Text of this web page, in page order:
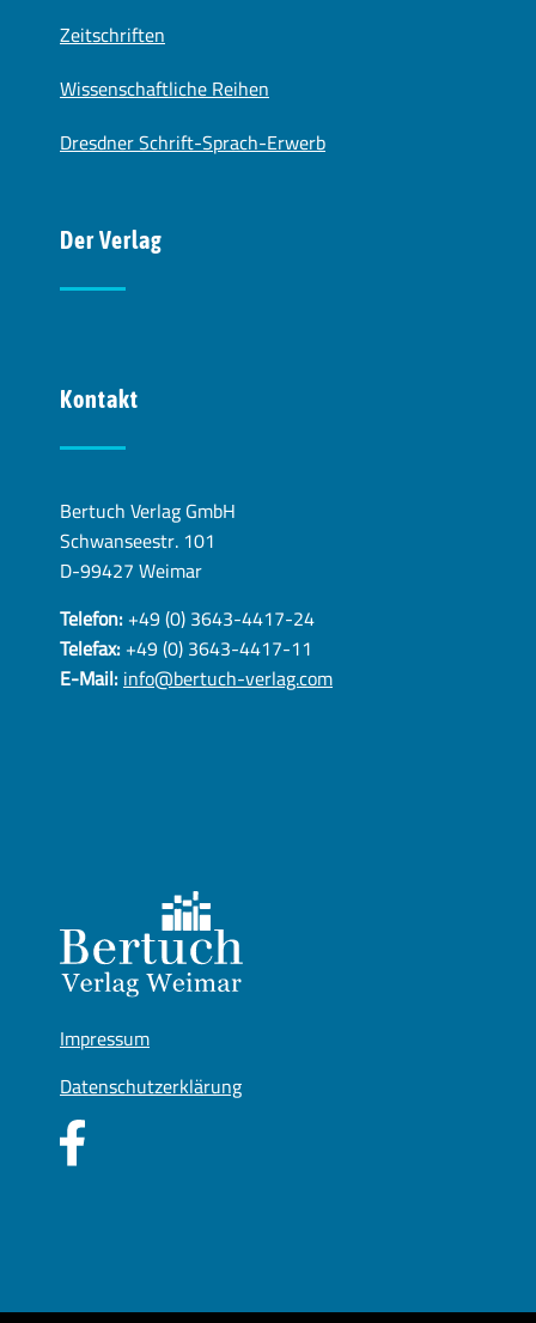
Zeitschriften
Wissenschaftliche Reihen
Dresdner Schrift-Sprach-Erwerb
Der Verlag
Kontakt
Bertuch Verlag GmbH
Schwanseestr. 101
D-99427 Weimar
Telefon:+49 (0) 3643-4417-24
Telefax:+49 (0) 3643-4417-11
E-Mail:info@bertuch-verlag.com
Impressum
Datenschutzerklärung